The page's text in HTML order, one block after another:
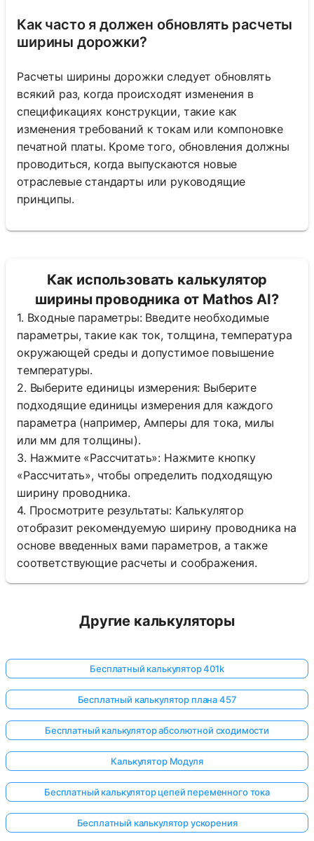
Как часто я должен обновлять расчеты
ширины дорожки?
Расчеты ширины дорожки следует обновлять
всякий раз, когда происходят изменения в
спецификациях конструкции, такие как
изменения требований к токам или компоновке
печатной платы. Кроме того, обновления должны
проводиться, когда выпускаются новые
отраслевые стандарты или руководящие
принципы.
Как использовать калькулятор
ширины проводника от Mathos AI?
1. Входные параметры: Введите необходимые
параметры, такие как ток, толщина, температура
окружающей среды и допустимое повышение
температуры.
2. Выберите единицы измерения: Выберите
подходящие единицы измерения для каждого
параметра (например, Амперы для тока, милы
или мм для толщины).
3. Нажмите «Рассчитать»: Нажмите кнопку
«Рассчитать», чтобы определить подходящую
ширину проводника.
4. Просмотрите результаты: Калькулятор
отобразит рекомендуемую ширину проводника на
основе введенных вами параметров, а также
соответствующие расчеты и соображения.
Другие калькуляторы
Бесплатный калькулятор 401k
Бесплатный калькулятор плана 457
Бесплатный калькулятор абсолютной сходимости
Калькулятор Модуля
Бесплатный калькулятор цепей переменного тока
Бесплатный калькулятор ускорения